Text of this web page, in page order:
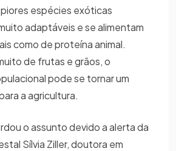
espécies exóticas
adaptáveis e se alimentam
como de proteína animal.
de frutas e grãos, o
pode se tornar um
a agricultura.
o assunto devido a alerta da
Sílvia Ziller, doutora em